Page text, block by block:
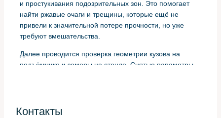
и простукивания подозрительных зон. Это помогает
найти ржавые очаги и трещины, которые ещё не
привели к значительной потере прочности, но уже
требуют вмешательства.
Далее проводится проверка геометрии кузова на
подъёмнике и замеры на стенде. Снятые параметры
Контакты